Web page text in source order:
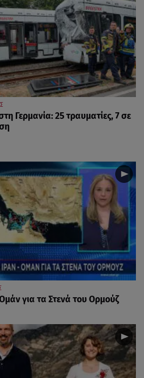
Γερμανία: 25 τραυματίες, 7 σε
για τα Στενά του Ορμούζ